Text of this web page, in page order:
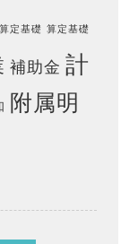
算定基礎 算定基礎
補助金 計
附属明